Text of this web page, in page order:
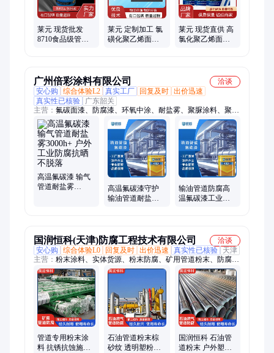
富锌底漆、气凝胶隔热涂料
莱元 现货批发
8710食品级管道
莱元 定制加工 氯
磺化聚乙烯面漆
莱元 现货直供 高
氯化聚乙烯面漆
广州倍彩涂料有限公司
洽谈
安心购
综合体验L2 真实工厂 回复及时 出价迅速
真实性已核验
广东韶关
主营： 氟碳面漆、防腐漆、环氧中涂、耐盐雾、聚脲涂料、聚氨
酯面漆、丙烯酸面漆、无机外墙漆、快干标线漆、环氧地坪漆、
玻璃香水瓶、环氧封闭底漆、水性玻璃烤漆、沥青改色涂料、无
机内墙面漆、无机富锌底漆、环氧富锌底漆、无机内墙底漆、双
组份标线漆、真石漆、丙烯酸地坪漆、路面标线涂料、环氧云铁
中间漆、地面专用标线漆、机场专用划线漆、双组分划线漆
高温氟碳漆 输气
管道耐盐雾
高温氟碳漆守护
输油管道耐盐雾
输油管道防腐高
温氟碳漆工业重
国润恒科(天津)防腐工程技术有限公司
洽谈
安心购
综合体验L0 回复及时 出价迅速 真实性已核验
天津
主营： 粉末涂料、实体货源、粉末防腐、矿用管道粉末、防腐涂
料、单层环氧涂料
管道专用粉末涂
料 抗锈抗蚀施工
石油管道粉末棕
砂纹 透明塑粉耐
国润恒科 石油管
道粉末 户外塑粉